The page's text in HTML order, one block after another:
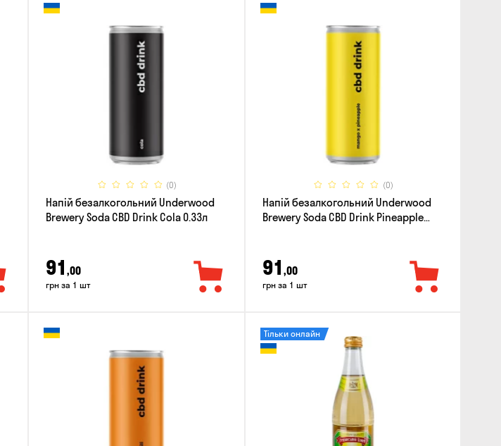
(0)
Напій безалкогольний Underwood
Brewery Soda CBD Drink Cola 0.33л
91 ,00
грн за 1 шт
(0)
Напій безалкогольний Underwood
Brewery Soda CBD Drink Pineapple
91 ,00
грн за 1 шт
Тільки онлайн